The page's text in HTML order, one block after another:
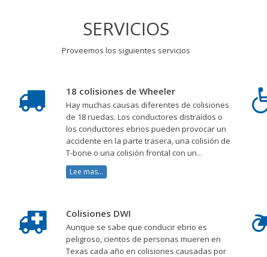
SERVICIOS
Proveemos los siguientes servicios
18 colisiones de Wheeler
Hay muchas causas diferentes de colisiones
de 18 ruedas. Los conductores distraídos o
los conductores ebrios pueden provocar un
accidente en la parte trasera, una colisión de
T-bone o una colisión frontal con un...
Lee mas...
Colisiones DWI
Aunque se sabe que conducir ebrio es
peligroso, cientos de personas mueren en
Texas cada año en colisiones causadas por